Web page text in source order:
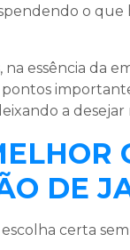
o
, na essência da
a desejar
DE
certa